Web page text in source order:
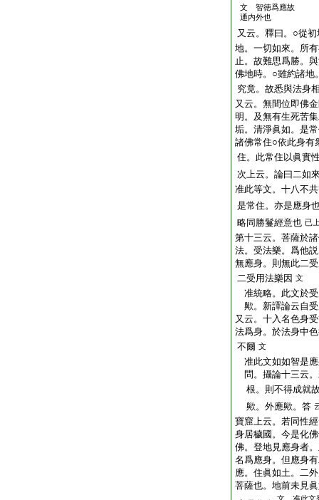
文 智徳爲應故
通内外也
又云。釋曰。○從
地。一切如來。所
止。故難思爲勝。
佛地時。○雖約諸地
究竟。故悉與法身
又云。無間位即佛
明。及無有生死苦
垢。清淨眞如。是
諸佛常住○依此身有
住。此常住以眞實
次上云。論曰二如
准此等文。十八不
是常住。亦是應身
略同勝鬘經意也 已
第十三云。菩薩於
法。受法樂。爲他
無應身。則無此二
二受用法樂因 文
准統略。此文於
歟。新譯論云自
又云。十入名色身
法爲身。於法身中
不爾 文
准此文如如智是
問。攝論十三云
根。則不得成就
歟。外應歟。答
寶窟上云。若同性
身居穢國。今是化
佛。登地見應身者
名爲應身。但應身
應。住眞如土。二
菩薩也。地前未見